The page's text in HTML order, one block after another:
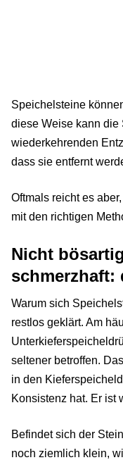
Speichelsteine
diese Weise kann
wiederkehrenden
dass sie entfernt
Oftmals reicht es
mit den richtigen
Nicht
schmerzhaft:
Warum sich
restlos geklärt. Am
seltener betroffen.
in den
Konsistenz hat. Er ist
Befindet sich der
noch ziemlich klein,